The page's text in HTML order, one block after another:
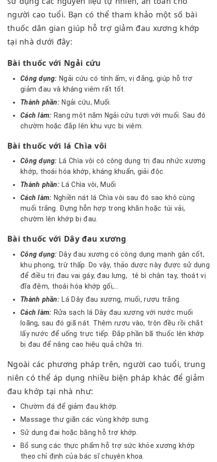
người cao tuổi. Bạn có thể tham khảo một số bài
thuốc dân gian giúp hỗ trợ giảm đau xương khớp
tại nhà dưới đây:
Bài thuốc với Ngải cứu
Công dụng: Ngải cứu có tính ấm, vị đắng, giúp hỗ trợ
giảm đau và kháng viêm rất tốt.
Thành phần:Ngải cứu, Muối.
Cách làm: Rang một nắm Ngải cứu tươi với muối. Sau đó
chườm hoặc đắp lên khu vực bị viêm.
Bài thuốc với lá Chìa vôi
Công dụng: Lá Chìa vôi có công dụng trị đau nhức xương
khớp, thoái hóa khớp, kháng khuẩn, giải độc.
Thành phần:Lá Chìa vôi, Muối
Cách làm: Nghiền nát lá Chìa vôi sau đó sao khô cùng
muối trắng. Đựng hỗn hợp trong khăn hoặc túi vải,
chườm lên khớp bị đau.
Bài thuốc với Dây đau xương
Công dụng: Dây đau xương có công dụng mạnh gân cốt,
khu phong, trừ thấp. Do vậy, thảo dược này được sử dụng
để điều trị đau vai gáy, đau lưng, tê bì chân tay, thoát vị
đĩa đệm, thoái hóa khớp gối,…
Thành phần: Lá Dây đau xương, muối, rượu trắng.
Cách làm: Rửa sạch lá Dây đau xương với nước muối
loãng, sau đó giã nát. Thêm rượu vào, trộn đều rồi chắt
lấy nước để uống trực tiếp. Đắp phần bã thuốc lên khớp
bị đau để nâng cao hiệu quả chữa trị.
Ngoài các phương pháp trên, người cao tuổi, trung
niên có thể áp dụng nhiều biện pháp khác để giảm
đau khớp tại nhà như:
Chườm đá để giảm đau khớp.
Massage thư giãn các vùng khớp sưng.
Sử dụng đai hoặc băng hỗ trợ khớp.
Bổ sung các thực phẩm hỗ trợ sức khỏe xương khớp
theo chỉ định của bác sĩ chuyên khoa.